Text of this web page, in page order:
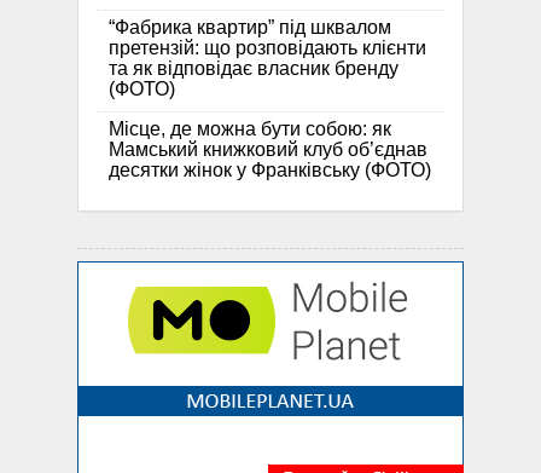
“Фабрика квартир” під шквалом
претензій: що розповідають клієнти
та як відповідає власник бренду
(ФОТО)
Місце, де можна бути собою: як
Мамський книжковий клуб об’єднав
десятки жінок у Франківську (ФОТО)